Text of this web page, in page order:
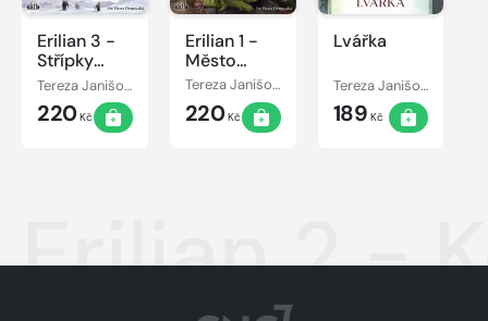
Erilian 3 -
Střípky
hvězd
Tereza Janišová
220Kč
Erilian 1 -
Město
čarodějů
Tereza Janišová
220Kč
Lvářka
Tereza Janišová
189 Kč
Erilian 2 -